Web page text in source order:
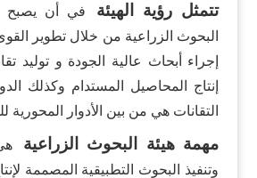
تتمثل رؤية الهيئة
في أن يصبح
البحوث الزراعية من خلال تطوير
إجراء أبحاث عالية الجودة و توليد
إنتاج المحاصيل المستدام وكذلك
التقانات هي من بين الأدوار المحورية
مهمة هيئة البحوث الزراعية
وتنفيذ البحوث التطبيقية المصممة